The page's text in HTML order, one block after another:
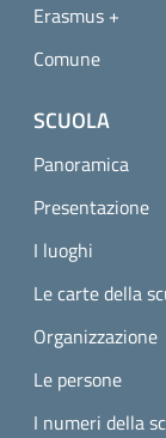
Erasmus +
Comune
SCUOLA
Panoramica
Presentazione
I luoghi
Le carte della
Organizzazione
Le persone
I numeri della